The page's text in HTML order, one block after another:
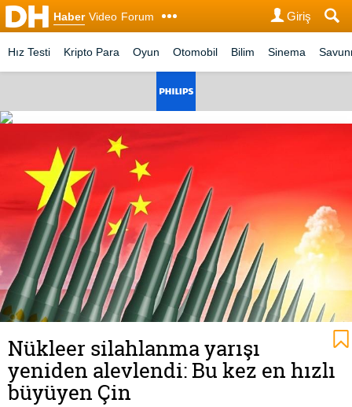
Haber Video Forum Giriş
Hız Testi Kripto Para Oyun Otomobil Bilim Sinema
Nükleer silahlanma yarışı
yeniden alevlendi: Bu kez en hızlı
büyüyen Çin